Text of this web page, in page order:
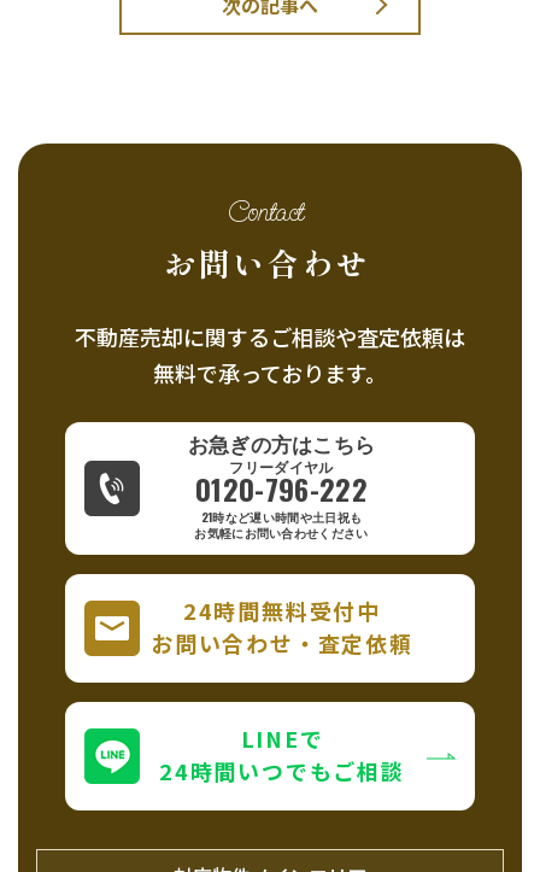
Contact
お問い合わせ
不動産売却に関するご相談や査定依頼は
無料で承っております。
お急ぎの方はこちら
0120-796-222
21時など遅い時間や土日祝も
お気軽にお問い合わせください
24時間無料受付中
お問い合わせ・査定依頼
LINEで
24時間いつでもご相談